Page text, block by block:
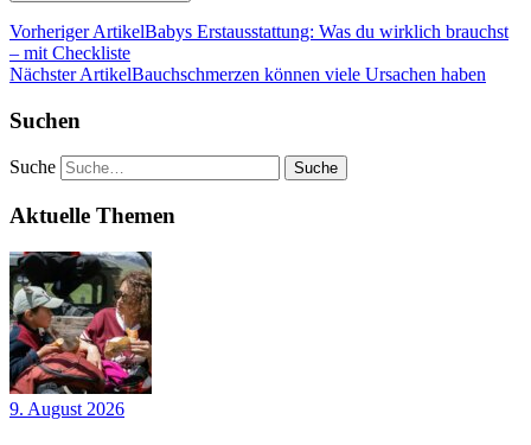
Vorheriger ArtikelBabys Erstausstattung: Was du wirklich brauchst
– mit Checkliste
Nächster ArtikelBauchschmerzen können viele Ursachen haben
Suchen
Suche
Aktuelle Themen
9. August 2026